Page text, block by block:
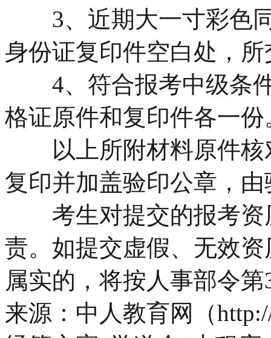
3、近期大一寸彩色同
身份证复印件空白处，
4、符合报考中级条件
格证原件和复印件各一份
以上所附材料原件核
复印并加盖验印公章，
考生对提交的报考资
责。如提交虚假、无效
属实的，将按人事部令
来源：中人教育网（